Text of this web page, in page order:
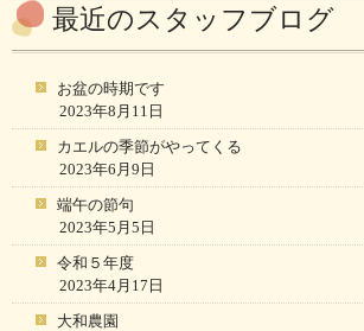
最近のスタッフブログ
お盆の時期です
2023年8月11日
カエルの季節がやってくる
2023年6月9日
端午の節句
2023年5月5日
令和５年度
2023年4月17日
大和農園